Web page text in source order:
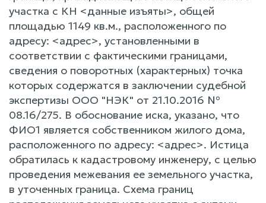
участка с КН <данные изъяты>, общей
площадью 1149 кв.м., расположенного по
адресу: <адрес>, установленными в
соответствии с фактическими границами,
сведения о поворотных (характерных) точка
которых содержатся в заключении судебной
экспертизы ООО "НЭК" от 21.10.2016 №
08.16/275. В обоснование иска, указано, что
ФИО1 является собственником жилого дома,
расположенного по адресу: <адрес>. Истица
обратилась к кадастровому инженеру, с целью
проведения межевания ее земельного участка,
в уточенных граница. Схема границ